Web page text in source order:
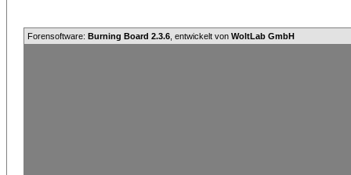
Forensoftware: Burning Board 2.3.6 , entwickelt von WoltLab GmbH